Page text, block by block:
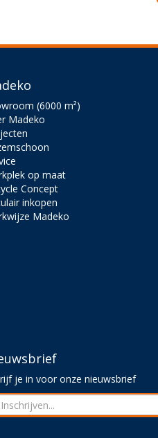
(6000 m²)
Madeko
op maat
Concept
inkopen
Madeko
je in voor onze nieuwsbrief